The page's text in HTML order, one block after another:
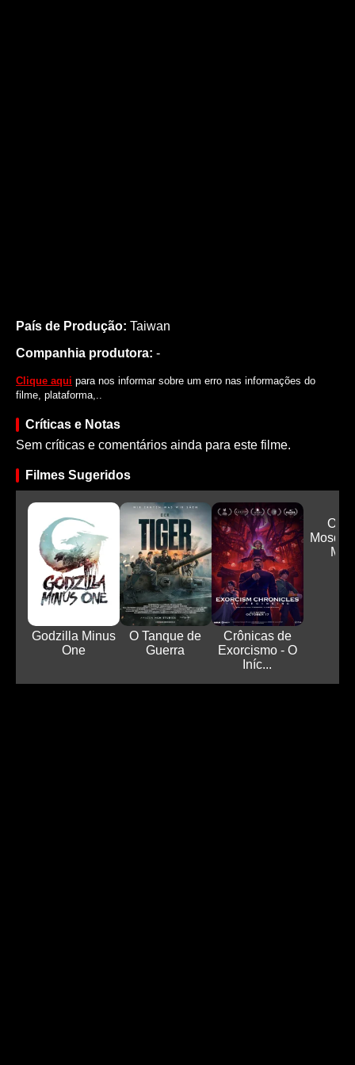
País de Produção: Taiwan
Companhia produtora: -
Clique aqui para nos informar sobre um erro nas informações do
filme, plataforma,..
Críticas e Notas
Sem críticas e comentários ainda para este filme.
Filmes Sugeridos
Godzilla Minus
One
O Tanque de
Guerra
Crônicas de
Exorcismo - O
Iníc...
Os